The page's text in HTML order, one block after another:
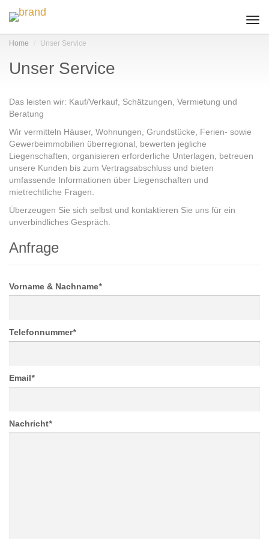
Home Unser Service
Unser Service
Das leisten wir: Kauf/Verkauf, Schätzungen, Vermietung und
Beratung
Wir vermitteln Häuser, Wohnungen, Grundstücke, Ferien- sowie
Gewerbeimmobilien überregional, bewerten jegliche
Liegenschaften, organisieren erforderliche Unterlagen, betreuen
unsere Kunden bis zum Vertragsabschluss und bieten
umfassende Informationen über Liegenschaften und
mietrechtliche Fragen.
Überzeugen Sie sich selbst und kontaktieren Sie uns für ein
unverbindliches Gespräch.
Anfrage
Vorname & Nachname*
Telefonnummer*
Email*
Nachricht*